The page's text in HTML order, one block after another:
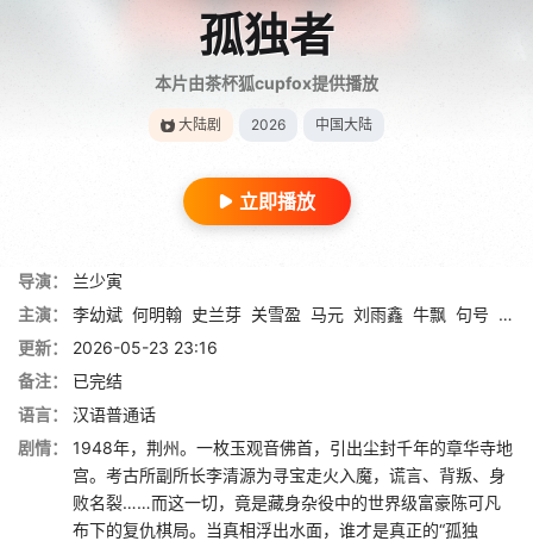
孤独者
本片由茶杯狐cupfox提供播放
大陆剧 2026 中国大陆
立即播放
导演：
兰少寅
主演：
李幼斌 何明翰 史兰芽 关雪盈 马元 刘雨鑫 牛飘 句号 孙敏
更新：
2026-05-23 23:16
备注：
已完结
语言：
汉语普通话
剧情：
1948年，荆州。一枚玉观音佛首，引出尘封千年的章华寺地
宫。考古所副所长李清源为寻宝走火入魔，谎言、背叛、身
败名裂……而这一切，竟是藏身杂役中的世界级富豪陈可凡
布下的复仇棋局。当真相浮出水面，谁才是真正的“孤独